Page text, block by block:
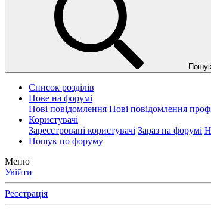
Пошук
Список розділів
Нове на форумі
Нові повідомлення Нові повідомлення
Користувачі
Зареєстровані користувачі Зараз на форумі
Пошук по форуму
Меню
Увійти
Реєстрація